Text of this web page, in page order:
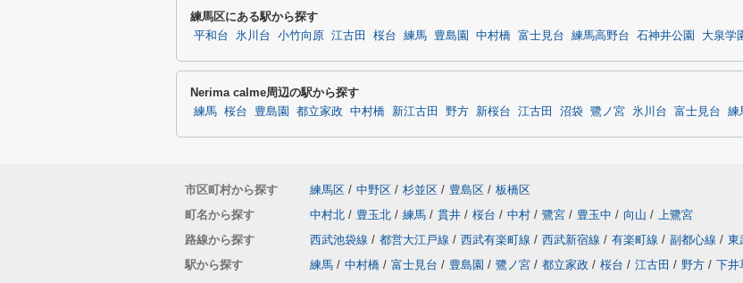
練馬区にある駅から探す
平和台 氷川台 小竹向原 江古田 桜台 練馬 豊島園 中村橋 富士見台 練馬高野台 石神井公園 大泉学
Nerima calme周辺の駅から探す
練馬 桜台 豊島園 都立家政 中村橋 新江古田 野方 新桜台 江古田 沼袋 鷺ノ宮 氷川台 富士見台 練
市区町村から探す 練馬区 / 中野区 / 杉並区 / 豊島区 / 板橋区
町名から探す
中村北 / 豊玉北 / 練馬 / 貫井 / 桜台 / 中村 / 鷺宮 / 豊玉中 / 向山 / 上鷺宮
路線から探す
西武池袋線 / 都営大江戸線 / 西武有楽町線 / 西武新宿線 / 有楽町線 / 副都心線 / 東
駅から探す
練馬 / 中村橋 / 富士見台 / 豊島園 / 鷺ノ宮 / 都立家政 / 桜台 / 江古田 / 野方 / 下井